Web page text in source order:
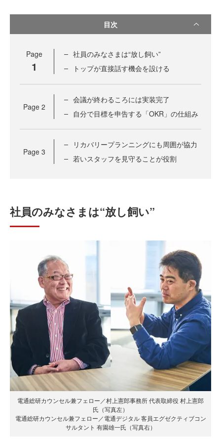
目次
Page
1
社員のみなさまは“放し飼い”
トップが直接話す機会を設ける
Page 2
会議が終わるころには実装完了
自分で目標を申告する「OKR」の仕組み
Page 3
リカバリープランニングにも周囲が協力
若いスタッフを見守ることが役割
社員のみなさまは“放し飼い”
電通総研カウンセル兼フェロー／村上憲郎事務所 代表取締役 村上憲郎
氏（写真左）
電通総研カウンセル兼フェロー／電通デジタル 客員エグゼクティブコン
サルタント 有園雄一氏（写真右）